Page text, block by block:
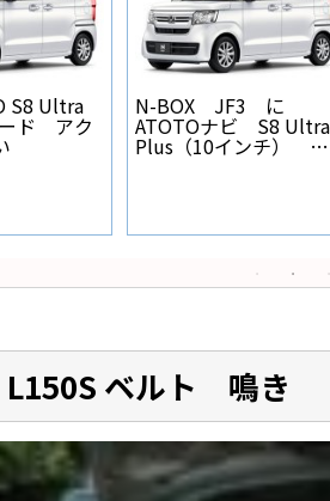
S8 Ultra
ド アク
N-BOX JF3 に
ATOTOナビ S8 Ultra
Plus（10インチ） を
取り付けた
L150S ベルト 鳴き